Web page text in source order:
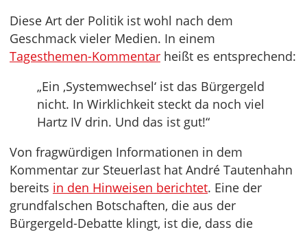
Diese Art der Politik ist wohl nach dem
Geschmack vieler Medien. In einem
Tagesthemen-Kommentar heißt es entsprechend:
„Ein ‚Systemwechsel‘ ist das Bürgergeld
nicht. In Wirklichkeit steckt da noch viel
Hartz IV drin. Und das ist gut!“
Von fragwürdigen Informationen in dem
Kommentar zur Steuerlast hat André Tautenhahn
bereits in den Hinweisen berichtet. Eine der
grundfalschen Botschaften, die aus der
Bürgergeld-Debatte klingt, ist die, dass die